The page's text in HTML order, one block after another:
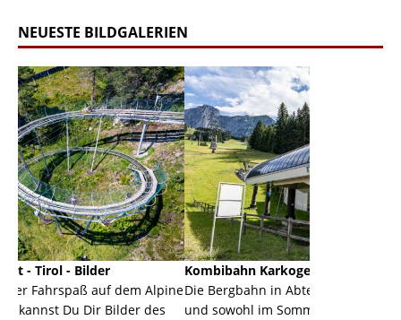
NEUESTE BILDGALERIEN
dem Alpine
des
Kombibahn Karkogel - Abtenau - Salzburg
Die Bergbahn in Abtenau ist eine Kombibahn
und sowohl im Sommer als auch im Winter in